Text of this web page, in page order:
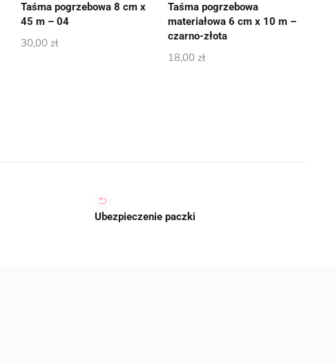
Taśma pogrzebowa 8 cm x
45 m – 04
30,00 zł
Taśma pogrzebowa
materiałowa 6 cm x 10 m –
czarno-złota
18,00 zł
Ubezpieczenie paczki